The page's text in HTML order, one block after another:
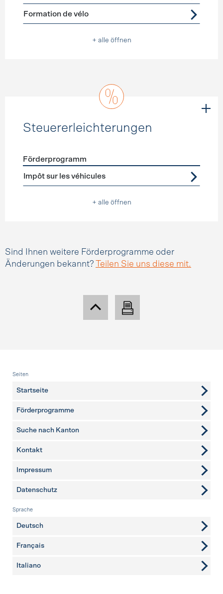
Formation de vélo
+ alle öffnen
Steuererleichterungen
Förderprogramme Steuererleichterungen
Förderprogramm
Impôt sur les véhicules
+ alle öffnen
Sind Ihnen weitere Förderprogramme oder
Änderungen bekannt?
Teilen Sie uns diese mit.
Fusszeile
Seiten
Startseite
Förderprogramme
Suche nach Kanton
weitere Seiten
Kontakt
Impressum
Datenschutz
Sprache
Deutsch
Français
Italiano